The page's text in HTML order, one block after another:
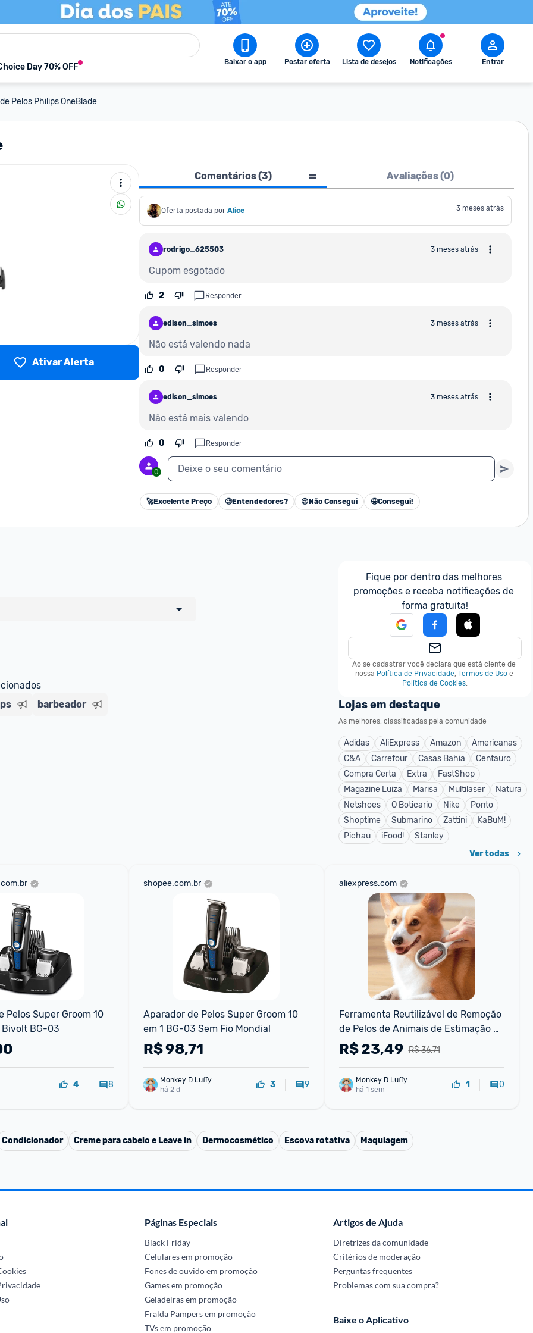
Day 70% OFF Baixar o app Postar oferta Lista de desejos Notificações Entrar
Pelos Philips OneBlade
Ativar Alerta
Comentários (3) Avaliações (0)
Oferta postada por Alice 3 meses atrás
rodrigo_625503 3 meses atrás
Cupom esgotado
2 Responder
edison_simoes 3 meses atrás
Não está valendo nada
0 Responder
edison_simoes 3 meses atrás
Não está mais valendo
0 Responder
0 Deixe o seu comentário
🚀Excelente Preço 🧐Entendedores? 😢 Não Consegui 🤩Consegui!
um marketplace, nós indicamos no
sinalizamos através da tag
barbeador
Fique por dentro das melhores
promoções e receba notificações de
forma gratuita!
Ao se cadastrar você declara que está ciente de
nossa Política de Privacidade, Termos de Uso e
Política de Cookies.
Lojas em destaque
As melhores, classificadas pela comunidade
Adidas AliExpress Amazon
Americanas
C&A
Carrefour Casas Bahia
Centauro
Compra Certa
Extra
FastShop
Magazine Luiza
Marisa Multilaser
Natura
Netshoes
O Boticario Nike
Ponto
Shoptime
Submarino Zattini
KaBuM!
Pichau
iFood! Stanley
Ver todas
Pelos Super Groom 10
BG-03
4 8
shopee.com.br
Aparador de Pelos Super Groom 10
em 1 BG-03 Sem Fio Mondial
R$98,71
Monkey D Luffy
há 2 d
3 9
aliexpress.com
Ferramenta Reutilizável de Remoção
de Pelos de Animais de Estimação
Escova Antiestática para Gatos e
Cães Escov
R$ 36,71
R$23,49
Monkey D Luffy
há 1 sem
1 0
Condicionador Creme para cabelo e Leave in Dermocosmético Escova rotativa Maquiagem
Páginas Especiais
Black Friday
Celulares em promoção
Fones de ouvido em promoção
Games em promoção
Geladeiras em promoção
Fralda Pampers em promoção
TVs em promoção
Artigos de Ajuda
Diretrizes da comunidade
Critérios de moderação
Perguntas frequentes
Problemas com sua compra?
Baixe o Aplicativo